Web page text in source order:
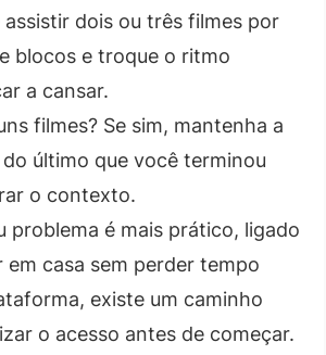
dois ou três filmes por
blocos e troque o ritmo
a cansar.
filmes? Se sim, mantenha a
último que você terminou
o contexto.
problema é mais prático, ligado
em casa sem perder tempo
existe um caminho
o acesso antes de começar.